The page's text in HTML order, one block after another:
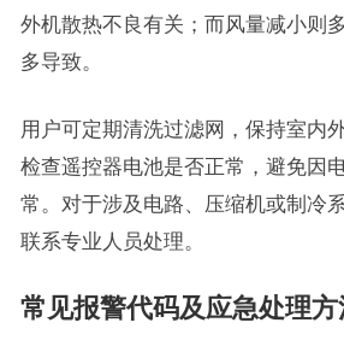
外机散热不良有关；而风量减小则
多导致。
用户可定期清洗过滤网，保持室内
检查遥控器电池是否正常，避免因
常。对于涉及电路、压缩机或制冷
联系专业人员处理。
常见报警代码及应急处理方